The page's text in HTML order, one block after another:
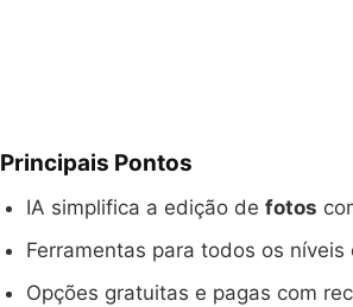
Principais Pontos
IA simplifica a edição de fotos
Ferramentas para todos os
Opções gratuitas e pagas com